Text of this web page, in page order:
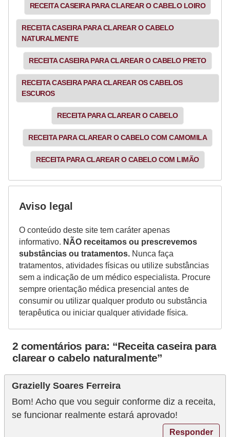
RECEITA CASEIRA PARA CLAREAR O CABELO LOIRO
RECEITA CASEIRA PARA CLAREAR O CABELO
NATURALMENTE
RECEITA CASEIRA PARA CLAREAR O CABELO PRETO
RECEITA CASEIRA PARA CLAREAR OS CABELOS
ESCUROS
RECEITA PARA CLAREAR O CABELO
RECEITA PARA CLAREAR O CABELO COM CAMOMILA
RECEITA PARA CLAREAR O CABELO COM LIMÃO
Aviso legal
O conteúdo deste site tem caráter apenas
informativo. NÃO receitamos ou prescrevemos
substâncias ou tratamentos. Nunca faça
tratamentos, atividades físicas ou utilize substâncias
sem a indicação de um médico especialista. Procure
sempre orientação médica presencial antes de
consumir ou utilizar qualquer produto ou substância
terapêutica ou iniciar qualquer atividade física.
2 comentários para: “Receita caseira para
clarear o cabelo naturalmente”
Grazielly Soares Ferreira
Bom! Acho que vou seguir conforme diz a receita,
se funcionar realmente estará aprovado!
Responder